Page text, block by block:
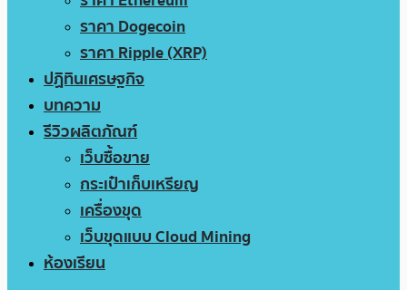
ราคา Dogecoin
ราคา Ripple (XRP)
ปฏิทินเศรษฐกิจ
บทความ
รีวิวผลิตภัณฑ์
เว็บซื้อขาย
กระเป๋าเก็บเหรียญ
เครื่องขุด
เว็บขุดแบบ Cloud Mining
ห้องเรียน